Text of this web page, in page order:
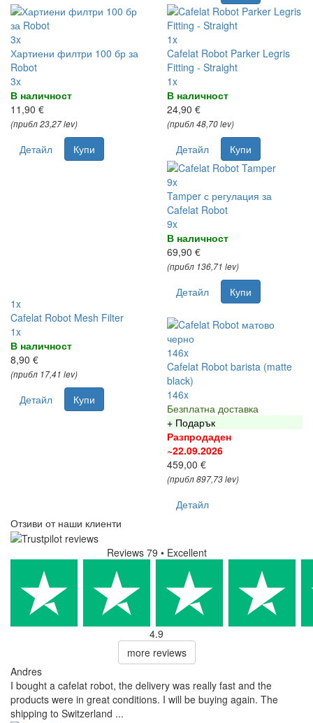
3x
Хартиени филтри 100 бр за
Robot
3x
В наличност
11,90 €
(прибл 23,27 lev)
Детайл Купи
1x
Cafelat Robot Parker Legris
Fitting - Straight
1x
В наличност
24,90 €
(прибл 48,70 lev)
Детайл Купи
1x
Cafelat Robot Mesh Filter
1x
В наличност
8,90 €
(прибл 17,41 lev)
Детайл Купи
9x
Tamper с регулация за
Cafelat Robot
9x
В наличност
69,90 €
(прибл 136,71 lev)
Детайл Купи
146x
Cafelat Robot barista (matte
black)
146x
Безплатна доставка
+ Подарък
Разпродаден
~22.09.2026
459,00 €
(прибл 897,73 lev)
Детайл
Отзиви от наши клиенти
Reviews 79 • Excellent
4.9
more reviews
Andres
I bought a cafelat robot, the delivery was really fast and the
products were in great conditions. I will be buying again. The
shipping to Switzerland ...